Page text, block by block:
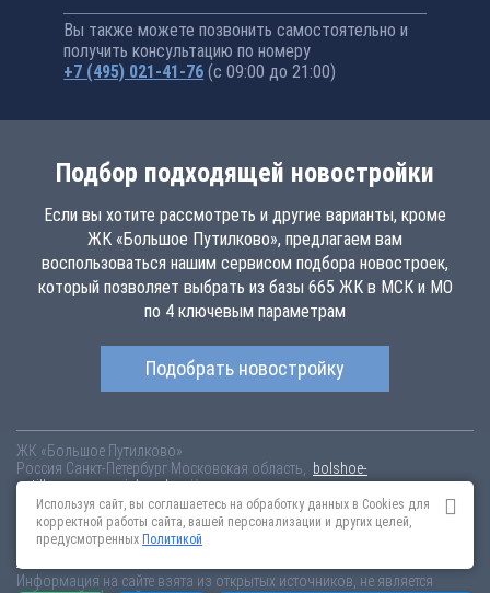
Вы также можете позвонить самостоятельно и
получить консультацию по номеру
+7 (495) 021-41-76 (с 09:00 до 21:00)
Подбор подходящей новостройки
Если вы хотите рассмотреть и другие варианты, кроме
ЖК «Большое Путилково», предлагаем вам
воспользоваться нашим сервисом подбора новостроек,
который позволяет выбрать из базы 665 ЖК в МСК и МО
по 4 ключевым параметрам
Подобрать новостройку
ЖК «Большое Путилково»
Россия Санкт-Петербург Московская область,
bolshoe-
putilkovo.novopoisk.msk.ruКупить квартиру в новом жилом комплексе
«Большое Путилково» от «Группа «Самолет»» в Красногорском
районе. Квартиры различных планировок от 6.63 млн рублей!
Информация на сайте взята из открытых источников, не является
Используя сайт, вы соглашаетесь на обработку данных в Cookies для
корректной работы сайта, вашей персонализации и других целей,
предусмотренных Политикой